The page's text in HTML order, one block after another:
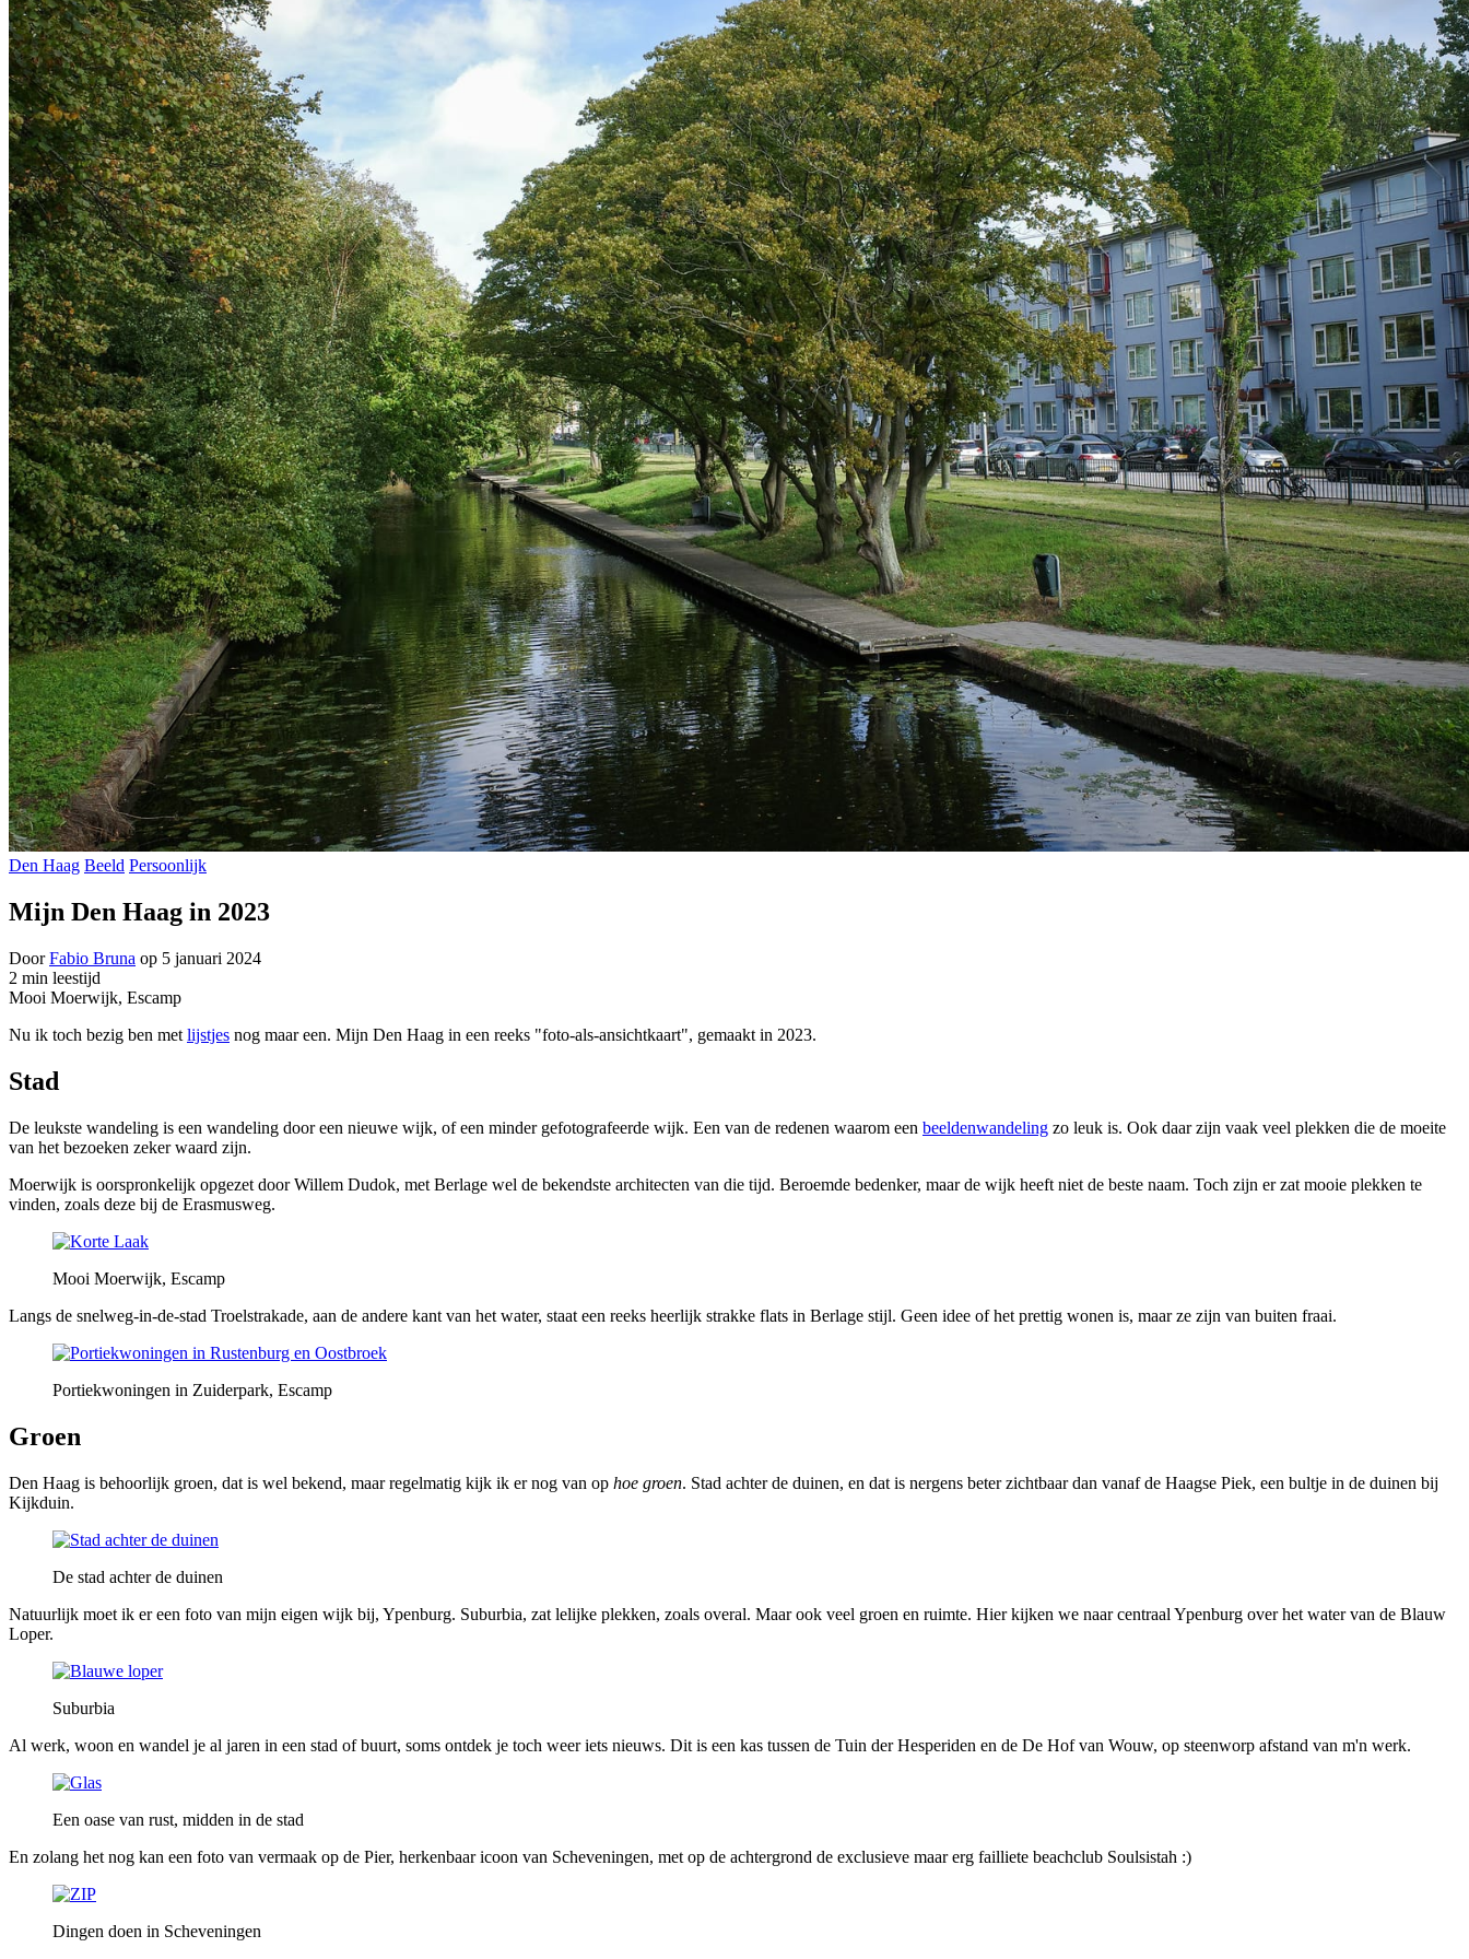
Den Haag Beeld Persoonlijk
Mijn Den Haag in 2023
DoorFabio Bruna op 5 januari 2024
2 min leestijd
Mooi Moerwijk, Escamp
Nu ik toch bezig ben met lijstjes nog maar een. Mijn Den Haag in een reeks "foto-als-ansichtkaart", gemaakt in 2023.
Stad
De leukste wandeling is een wandeling door een nieuwe wijk, of een minder gefotografeerde wijk. Een van de redenen waarom een beeldenwandeling zo leuk is. Ook daar zijn vaak veel plekken die de moeite
van het bezoeken zeker waard zijn.
Moerwijk is oorspronkelijk opgezet door Willem Dudok, met Berlage wel de bekendste architecten van die tijd. Beroemde bedenker, maar de wijk heeft niet de beste naam. Toch zijn er zat mooie plekken te
vinden, zoals deze bij de Erasmusweg.
Mooi Moerwijk, Escamp
Langs de snelweg-in-de-stad Troelstrakade, aan de andere kant van het water, staat een reeks heerlijk strakke flats in Berlage stijl. Geen idee of het prettig wonen is, maar ze zijn van buiten fraai.
Portiekwoningen in Zuiderpark, Escamp
Groen
Den Haag is behoorlijk groen, dat is wel bekend, maar regelmatig kijk ik er nog van op hoe groen. Stad achter de duinen, en dat is nergens beter zichtbaar dan vanaf de Haagse Piek, een bultje in de duinen bij
Kijkduin.
De stad achter de duinen
Natuurlijk moet ik er een foto van mijn eigen wijk bij, Ypenburg. Suburbia, zat lelijke plekken, zoals overal. Maar ook veel groen en ruimte. Hier kijken we naar centraal Ypenburg over het water van de Blauw
Loper.
Suburbia
Al werk, woon en wandel je al jaren in een stad of buurt, soms ontdek je toch weer iets nieuws. Dit is een kas tussen de Tuin der Hesperiden en de De Hof van Wouw, op steenworp afstand van m'n werk.
Een oase van rust, midden in de stad
En zolang het nog kan een foto van vermaak op de Pier, herkenbaar icoon van Scheveningen, met op de achtergrond de exclusieve maar erg failliete beachclub Soulsistah :)
Dingen doen in Scheveningen